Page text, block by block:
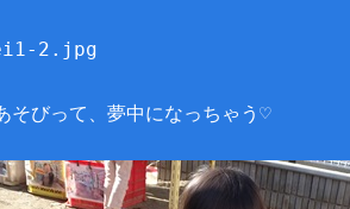
そびって、夢中になっちゃう♡